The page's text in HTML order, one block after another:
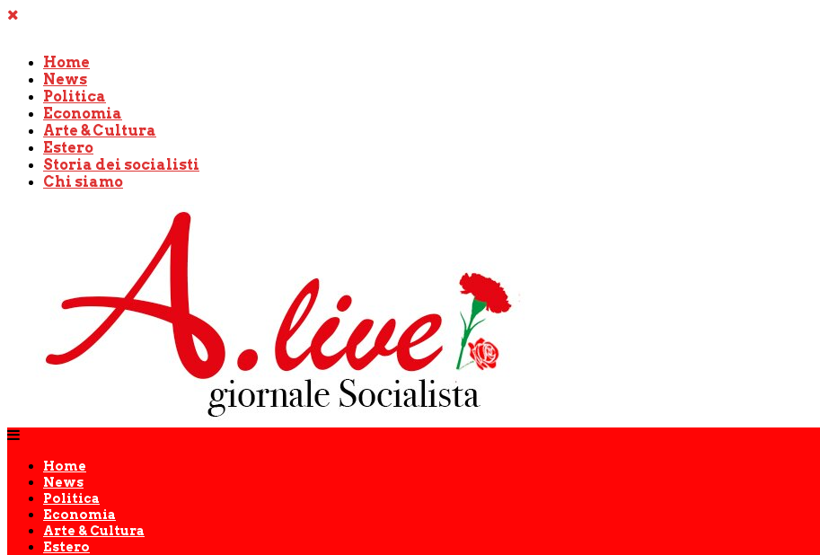
Home
News
Politica
Economia
Arte & Cultura
Estero
Storia dei socialisti
Chi siamo
Home
News
Politica
Economia
Arte & Cultura
Estero